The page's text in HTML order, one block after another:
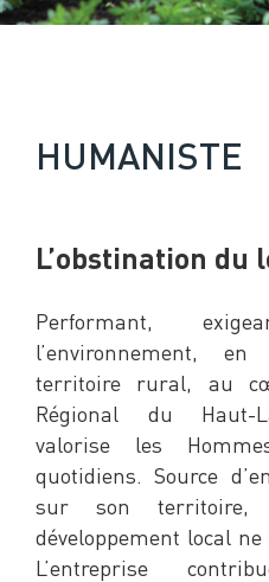
HUMANISTE
L’obstination du
Performant,
l’environnement,
territoire rural, au
Régional du Haut-
valorise les
quotidiens. Source
sur son territoire,
développement local
L’entreprise